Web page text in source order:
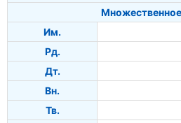
Им.
Рд.
Дт.
Вн.
Тв.